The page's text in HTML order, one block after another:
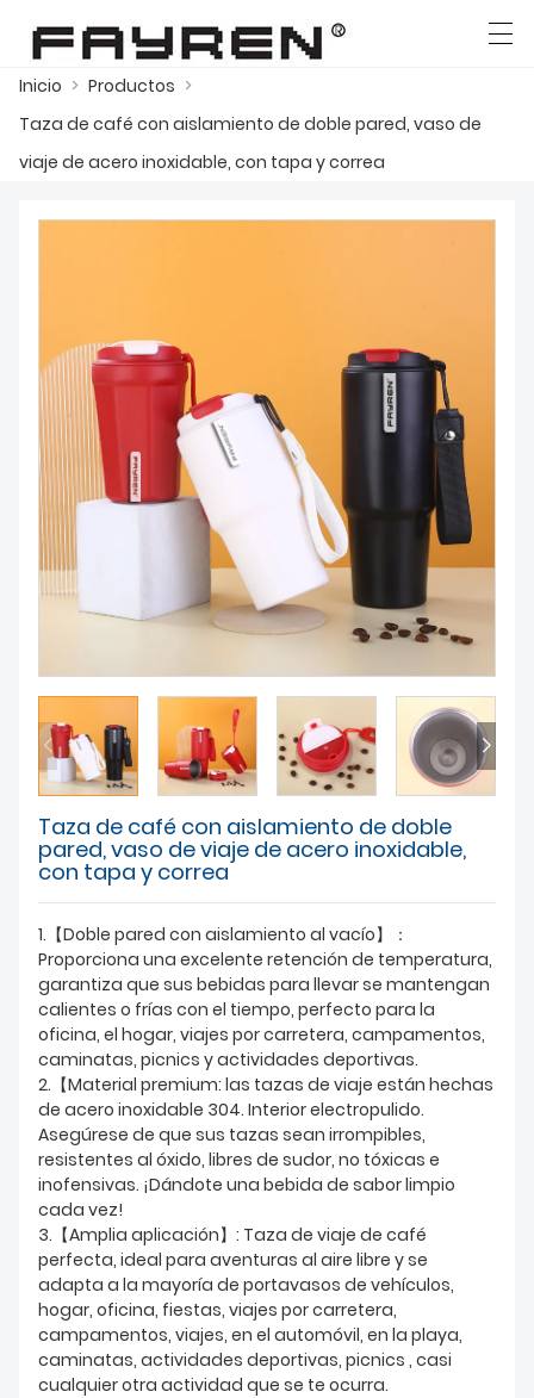
NOTICIAS
CASO
LA FÁBRICA
CONTÁCTENOS
SOBRE NOSOTROS
Inicio > Productos >
Taza de café con aislamiento de doble pared, vaso de
viaje de acero inoxidable, con tapa y correa
Taza de café con aislamiento de doble
pared, vaso de viaje de acero inoxidable,
con tapa y correa
1.【Doble pared con aislamiento al vacío】：
Proporciona una excelente retención de temperatura,
garantiza que sus bebidas para llevar se mantengan
calientes o frías con el tiempo, perfecto para la
oficina, el hogar, viajes por carretera, campamentos,
caminatas, picnics y actividades deportivas.
2.【Material premium: las tazas de viaje están hechas
de acero inoxidable 304. Interior electropulido.
Asegúrese de que sus tazas sean irrompibles,
resistentes al óxido, libres de sudor, no tóxicas e
inofensivas. ¡Dándote una bebida de sabor limpio
cada vez!
3.【Amplia aplicación】: Taza de viaje de café
perfecta, ideal para aventuras al aire libre y se
adapta a la mayoría de portavasos de vehículos,
hogar, oficina, fiestas, viajes por carretera,
campamentos, viajes, en el automóvil, en la playa,
caminatas, actividades deportivas, picnics , casi
cualquier otra actividad que se te ocurra.